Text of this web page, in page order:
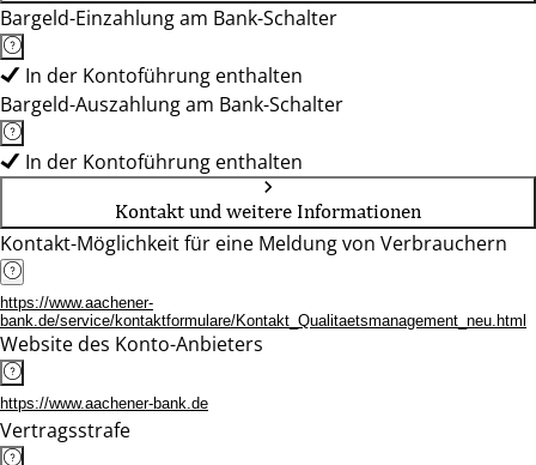
Bargeld-Einzahlung am Bank-Schalter
In der Kontoführung enthalten
Bargeld-Auszahlung am Bank-Schalter
In der Kontoführung enthalten
Kontakt und weitere Informationen
Kontakt-Möglichkeit für eine Meldung von Verbrauchern
https://www.aachener-
bank.de/service/kontaktformulare/Kontakt_Qualitaetsmanagement_neu.html
Website des Konto-Anbieters
https://www.aachener-bank.de
Vertragsstrafe